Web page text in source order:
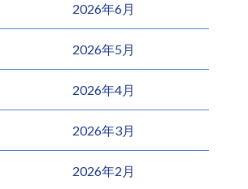
2026年6月
2026年5月
2026年4月
2026年3月
2026年2月